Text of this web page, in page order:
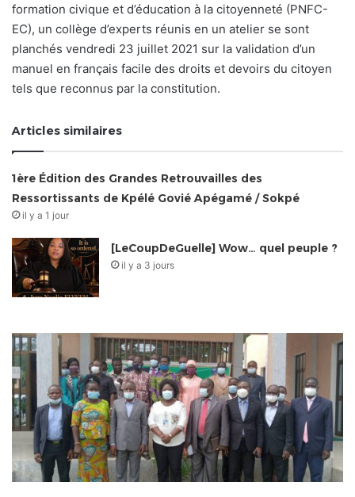
formation civique et d’éducation à la citoyenneté (PNFC-
EC), un collège d’experts réunis en un atelier se sont
planchés vendredi 23 juillet 2021 sur la validation d’un
manuel en français facile des droits et devoirs du citoyen
tels que reconnus par la constitution.
Articles similaires
1ère Édition des Grandes Retrouvailles des
Ressortissants de Kpélé Govié Apégamé / Sokpé
il y a 1 jour
[LeCoupDeGuelle] Wow… quel peuple ?
il y a 3 jours